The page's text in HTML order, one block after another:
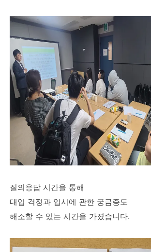
질의응답 시간을 통해
대입 걱정과 입시에 관한 궁금증도
해소할 수 있는 시간을 가졌습니다.